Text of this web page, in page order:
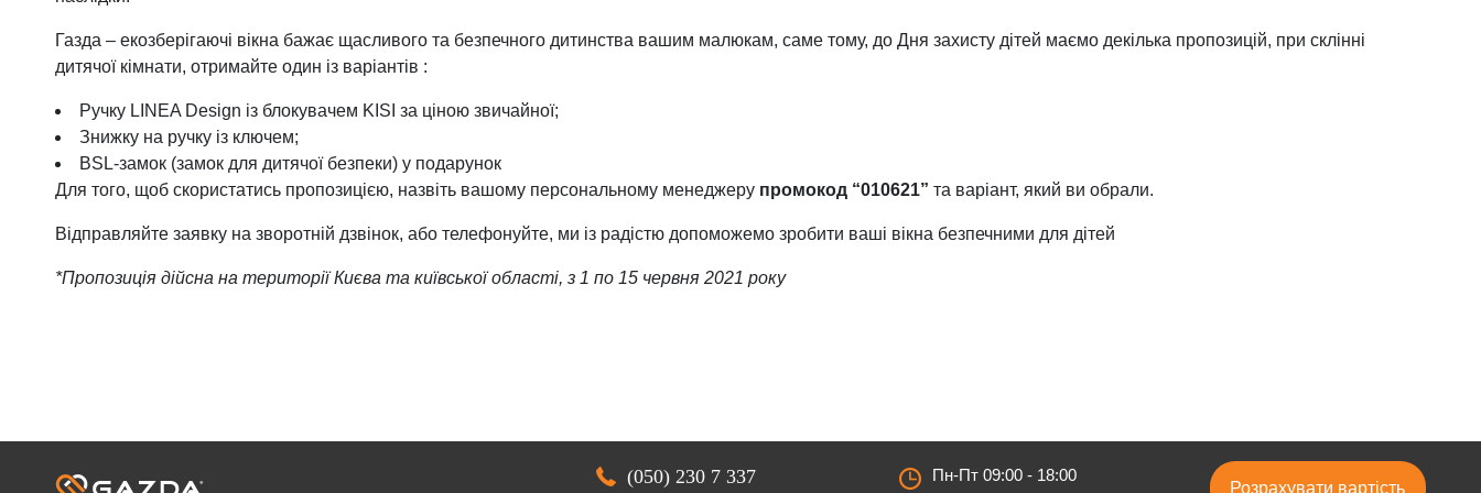
Фурнітура для дверей
Газда – екозберігаючі вікна бажає щасливого та безпечного дитинства вашим малюкам, саме тому, до Дня захисту дітей маємо декілька пропозицій, при склінні
дитячої кімнати, отримайте один із варіантів :
Ручку LINEA Design із блокувачем KISI за ціною звичайної;
Знижку на ручку із ключем;
BSL-замок (замок для дитячої безпеки) у подарунок
Для того, щоб скористатись пропозицією, назвіть вашому персональному менеджеру промокод “010621” та варіант, який ви обрали.
Відправляйте заявку на зворотній дзвінок, або телефонуйте, ми із радістю допоможемо зробити ваші вікна безпечними для дітей
*Пропозиція дійсна на території Києва та київської області, з 1 по 15 червня 2021 року
(050) 230 7 337
Пн-Пт 09:00 - 18:00
Розрахувати вартість